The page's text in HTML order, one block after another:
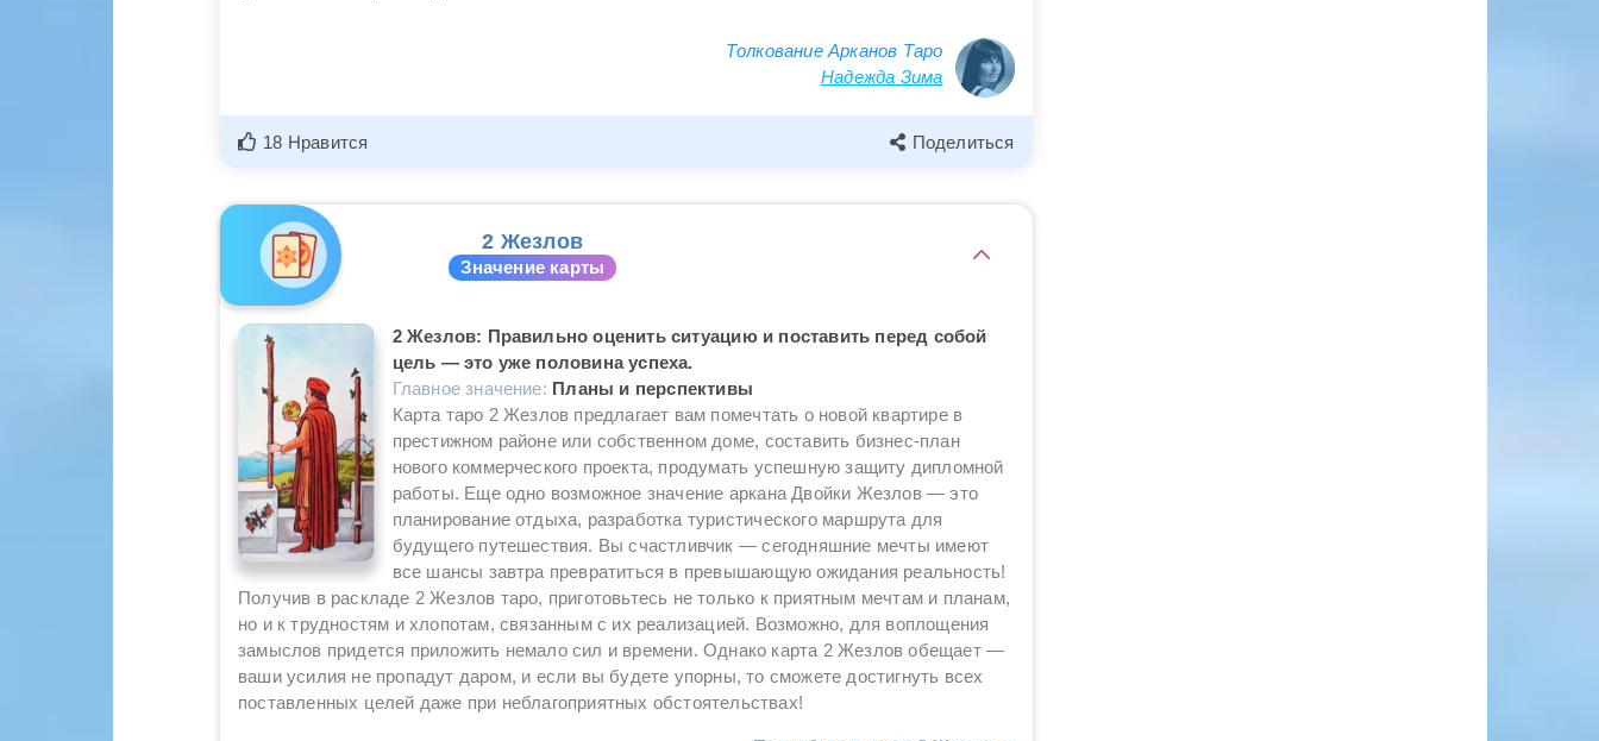
Толкование Арканов Таро
Надежда Зима
18 Нравится Поделиться
2 Жезлов
Значение карты
2 Жезлов: Правильно оценить ситуацию и поставить перед собой
цель — это уже половина успеха.
Главное значение: Планы и перспективы
Карта таро 2 Жезлов предлагает вам помечтать о новой квартире в
престижном районе или собственном доме, составить бизнес-план
нового коммерческого проекта, продумать успешную защиту дипломной
работы. Еще одно возможное значение аркана Двойки Жезлов — это
планирование отдыха, разработка туристического маршрута для
будущего путешествия. Вы счастливчик — сегодняшние мечты имеют
все шансы завтра превратиться в превышающую ожидания реальность!
Получив в раскладе 2 Жезлов таро, приготовьтесь не только к приятным мечтам и планам,
но и к трудностям и хлопотам, связанным с их реализацией. Возможно, для воплощения
замыслов придется приложить немало сил и времени. Однако карта 2 Жезлов обещает —
ваши усилия не пропадут даром, и если вы будете упорны, то сможете достигнуть всех
поставленных целей даже при неблагоприятных обстоятельствах!